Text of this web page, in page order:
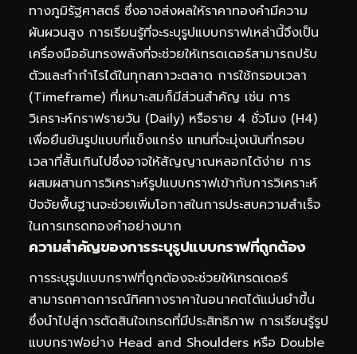
ทางภูมิรัฐศาสตร์ ซึ่งอาจส่งผลให้ราคาทองคำมีความ
ผันผวนสูง การเรียนรู้ที่จะระบุรูปแบบกราฟเหล่านี้จึงเป็น
เครื่องมืออันทรงพลังที่จะช่วยให้เทรดเดอร์สามารถปรับ
ตัวและทำกำไรได้ในทุกสภาวะตลาด การใช้กรอบเวลา
(Timeframe) ที่เหมาะสมก็มีส่วนสำคัญ เช่น การ
วิเคราะห์กราฟรายวัน (Daily) หรือราย 4 ชั่วโมง (H4)
เพื่อยืนยันรูปแบบที่แข็งแกร่ง แทนที่จะมุ่งเน้นที่กรอบ
เวลาที่สั้นเกินไปซึ่งอาจให้สัญญาณหลอกได้ง่าย การ
ผสมผสานการวิเคราะห์รูปแบบกราฟเข้ากับการวิเคราะห์
ปัจจัยพื้นฐานจะช่วยเพิ่มโอกาสในการประสบความสำเร็จ
ในการเทรดทองคำอย่างมาก
ความสำคัญของการระบุรูปแบบกราฟที่ถูกต้อง
การระบุรูปแบบกราฟที่ถูกต้องจะช่วยให้เทรดเดอร์
สามารถคาดการณ์ทิศทางราคาในอนาคตได้แม่นยำขึ้น
ซึ่งนำไปสู่การตัดสินใจเทรดที่มีประสิทธิภาพ การเรียนรู้รูป
แบบกราฟอย่าง Head and Shoulders หรือ Double